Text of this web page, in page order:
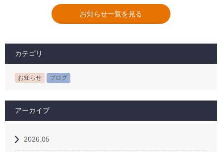
お知らせ一覧を見る
カテゴリ
お知らせ ブログ
アーカイブ
2026.05